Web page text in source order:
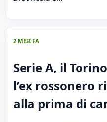
2 MESI FA
Serie A, il
l’ex rossonero
alla prima di